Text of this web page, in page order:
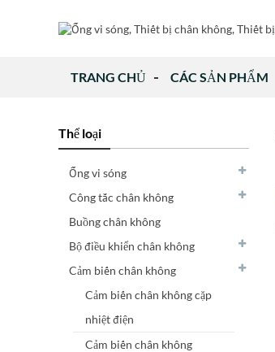
TRANG CHỦ CÁC SẢN PHẨM
Thể loại
Ống vi sóng
Công tắc chân không
Buồng chân không
Bộ điều khiển chân không
Cảm biến chân không
Cảm biến chân không cặp
nhiệt điện
Cảm biến chân không